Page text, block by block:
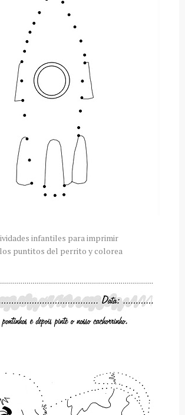
infantiles para imprimir
puntitos del perrito y colorea